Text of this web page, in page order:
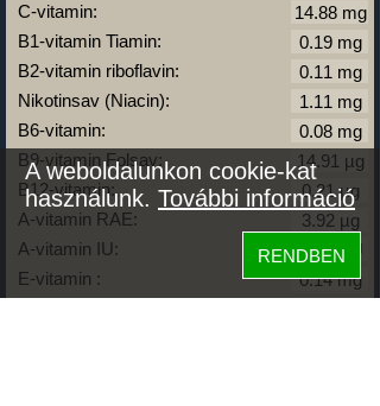
C-vitamin:
B1-vitamin Tiamin:
B2-vitamin riboflavin:
Nikotinsav (Niacin):
B6-vitamin:
B9-vitamin Folsav:
B12-vitamin:
A-vitamin RAE:
A-vitamin IU:
E-vitamin :
A weboldalunkon cookie-kat
használunk. További információ
RENDBEN